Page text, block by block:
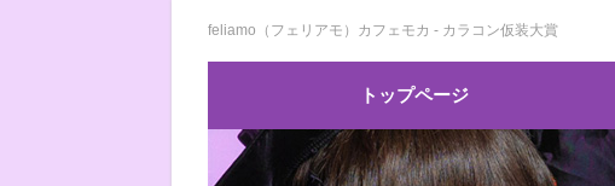
feliamo（フェリアモ）カフェモカ - カラコン仮装大賞
トップページ